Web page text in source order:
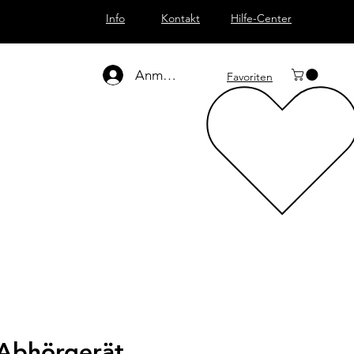
Info Kontakt Hilfe-Center
Anmelden Favoriten